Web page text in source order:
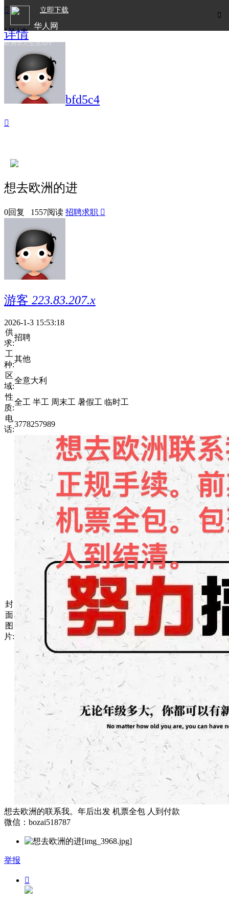

立即下载
华人网
欧洲华人生活APP

详情
bfd5c4

想去欧洲的进
0回复 1557阅读 招聘求职 
游客 223.83.207.x
2026-1-3 15:53:18
供
求:
招聘
工
种:
其他
区
域:
全意大利
性
质:
全工 半工 周末工 暑假工 临时工
电
话:
3778257989
封
面
图
片:
想去欧洲的联系我。年后出发 机票全包 人到付款
微信：bozai518787
举报
